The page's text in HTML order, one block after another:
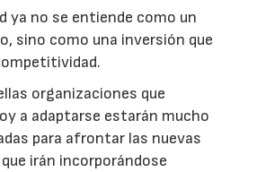
ya no se entiende como un
sino como una inversión que
organizaciones que
a adaptarse estarán mucho
para afrontar las nuevas
irán incorporándose